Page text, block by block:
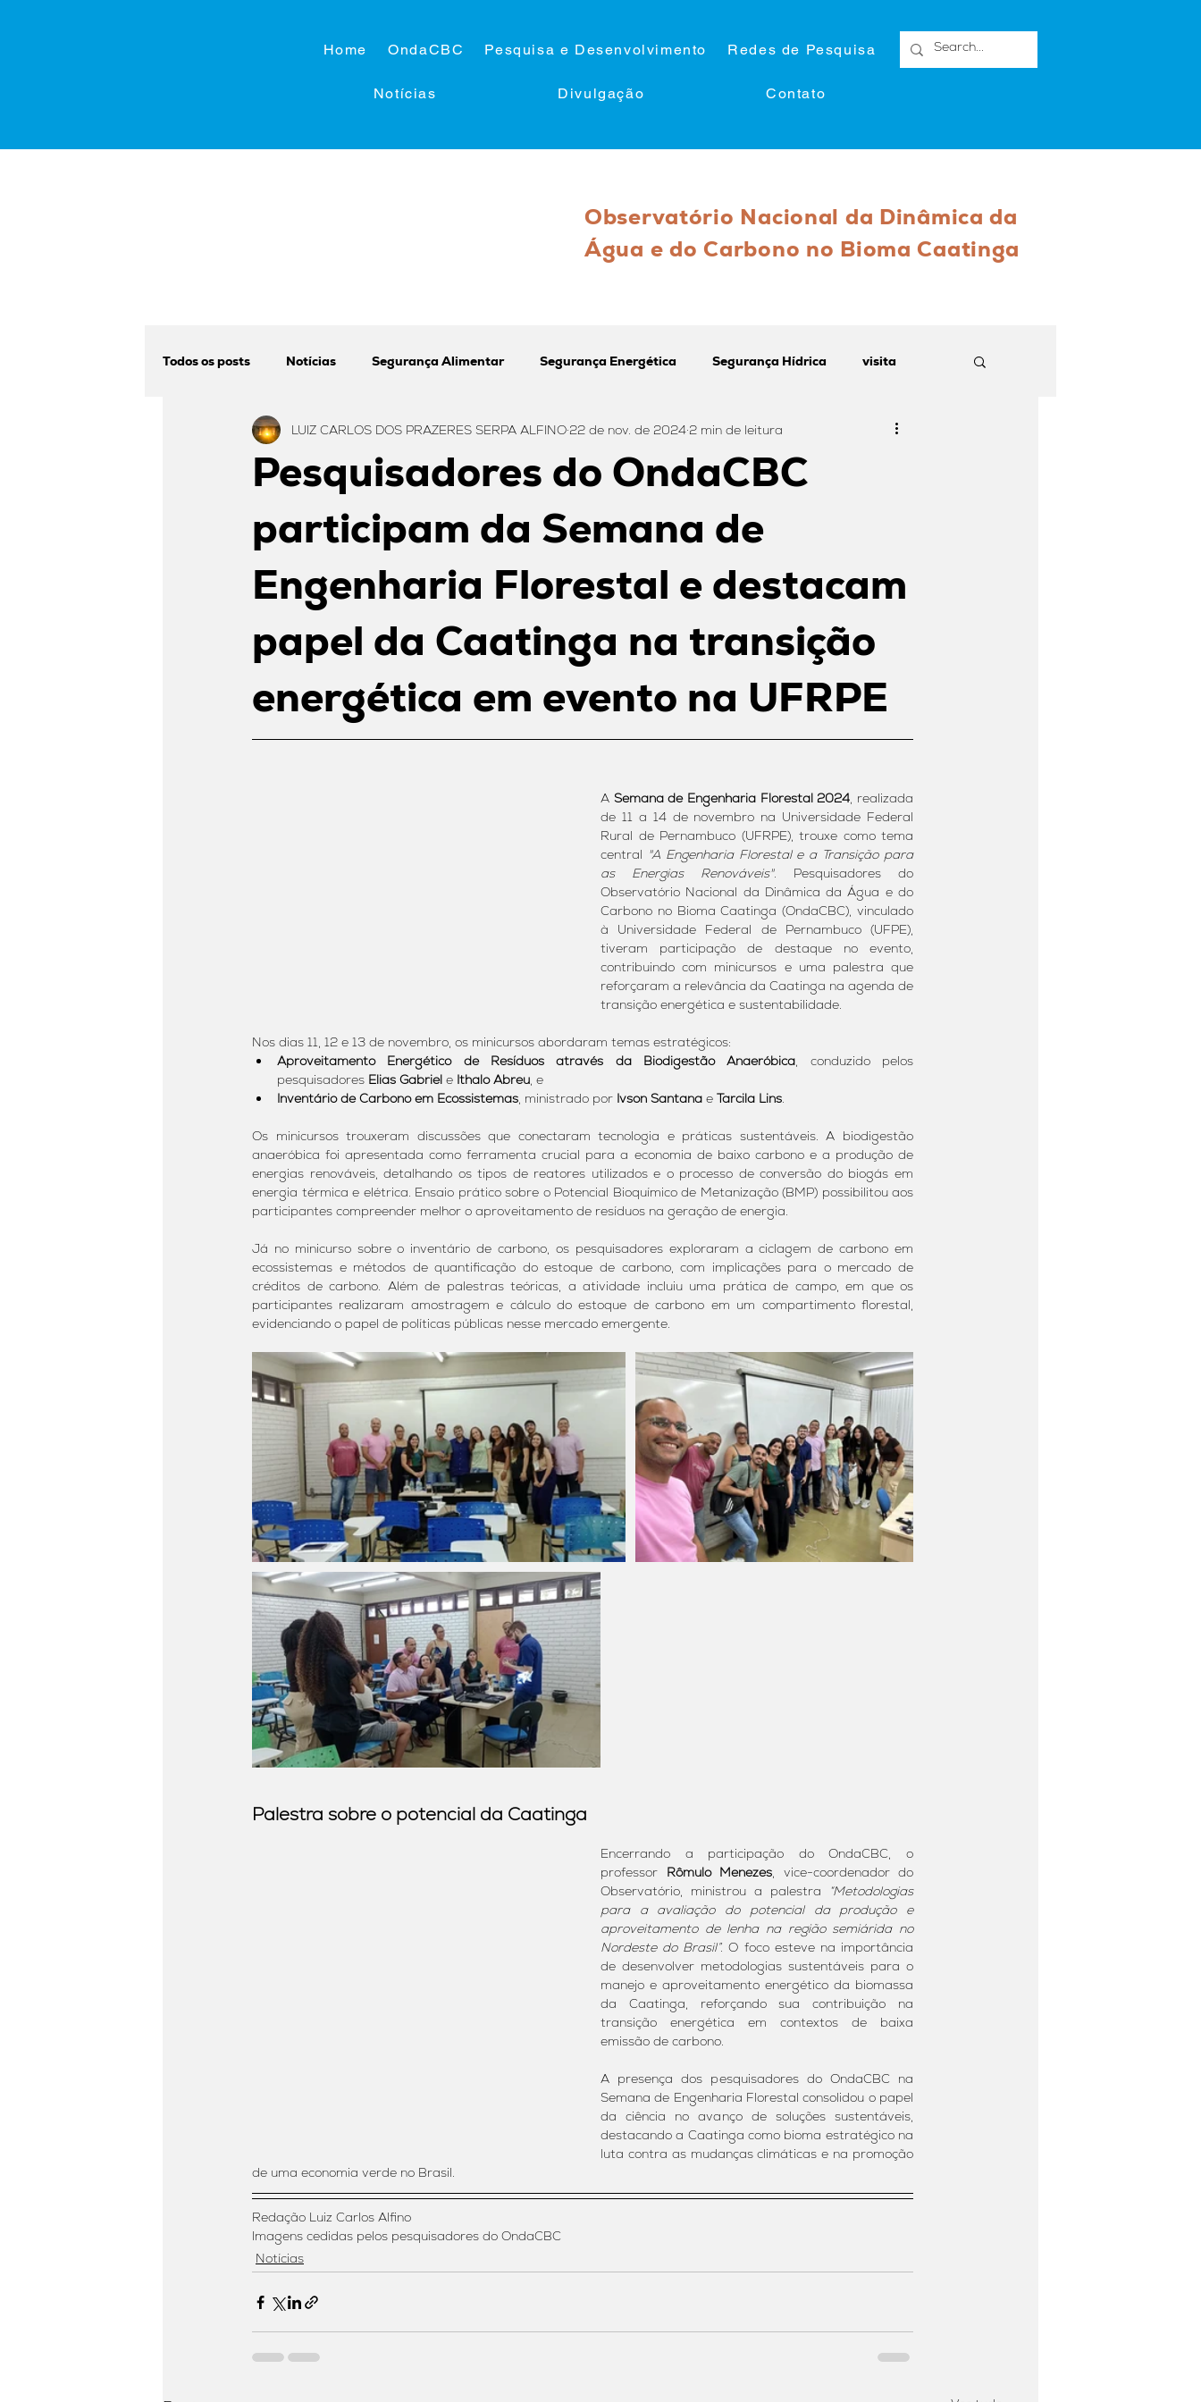
Home OndaCBC Pesquisa e Desenvolvimento Redes de Pesquisa
Notícias Divulgação Contato
Observatório Nacional da Dinâmica da
Água e do Carbono no Bioma Caatinga
Todos os posts Notícias Segurança Alimentar Segurança Energética Segurança Hídrica visita
Pesquisadores do OndaCBC
participam da Semana de
Engenharia Florestal e destacam
papel da Caatinga na transição
energética em evento na UFRPE
LUIZ CARLOS DOS PRAZERES SERPA ALFINO 22 de nov. de 2024 2 min de leitura
A Semana de Engenharia Florestal 2024, realizada
de 11 a 14 de novembro na Universidade Federal
Rural de Pernambuco (UFRPE), trouxe como tema
central "A Engenharia Florestal e a Transição para
as Energias Renováveis". Pesquisadores do
Observatório Nacional da Dinâmica da Água e do
Carbono no Bioma Caatinga (OndaCBC), vinculado
à Universidade Federal de Pernambuco (UFPE),
tiveram participação de destaque no evento,
contribuindo com minicursos e uma palestra que
reforçaram a relevância da Caatinga na agenda de
transição energética e sustentabilidade.
Nos dias 11, 12 e 13 de novembro, os minicursos abordaram temas estratégicos:
Aproveitamento Energético de Resíduos através da Biodigestão Anaeróbica, conduzido pelos
pesquisadores Elias Gabriel e Ithalo Abreu, e
Inventário de Carbono em Ecossistemas, ministrado por Ivson Santana e Tarcila Lins.
Os minicursos trouxeram discussões que conectaram tecnologia e práticas sustentáveis. A biodigestão
anaeróbica foi apresentada como ferramenta crucial para a economia de baixo carbono e a produção de
energias renováveis, detalhando os tipos de reatores utilizados e o processo de conversão do biogás em
energia térmica e elétrica. Ensaio prático sobre o Potencial Bioquímico de Metanização (BMP) possibilitou aos
participantes compreender melhor o aproveitamento de resíduos na geração de energia.
Já no minicurso sobre o inventário de carbono, os pesquisadores exploraram a ciclagem de carbono em
ecossistemas e métodos de quantificação do estoque de carbono, com implicações para o mercado de
créditos de carbono. Além de palestras teóricas, a atividade incluiu uma prática de campo, em que os
participantes realizaram amostragem e cálculo do estoque de carbono em um compartimento florestal,
evidenciando o papel de políticas públicas nesse mercado emergente.
Palestra sobre o potencial da Caatinga
Encerrando a participação do OndaCBC, o
professor Rômulo Menezes, vice-coordenador do
Observatório, ministrou a palestra
“Metodologias
para a avaliação do potencial da produção e
aproveitamento de lenha na região semiárida no
Nordeste do Brasil”. O foco esteve na importância
de desenvolver metodologias sustentáveis para o
manejo e aproveitamento energético da biomassa
da Caatinga, reforçando sua contribuição na
transição energética em contextos de baixa
emissão de carbono.
A presença dos pesquisadores do OndaCBC na
Semana de Engenharia Florestal consolidou o papel
da ciência no avanço de soluções sustentáveis,
destacando a Caatinga como bioma estratégico na
luta contra as mudanças climáticas e na promoção
de uma economia verde no Brasil.
Redação Luiz Carlos Alfino
Imagens cedidas pelos pesquisadores do OndaCBC
Notícias